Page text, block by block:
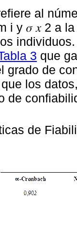
al
i y 𝜎 𝑥 2 a
3 que
grado de
los
de
de